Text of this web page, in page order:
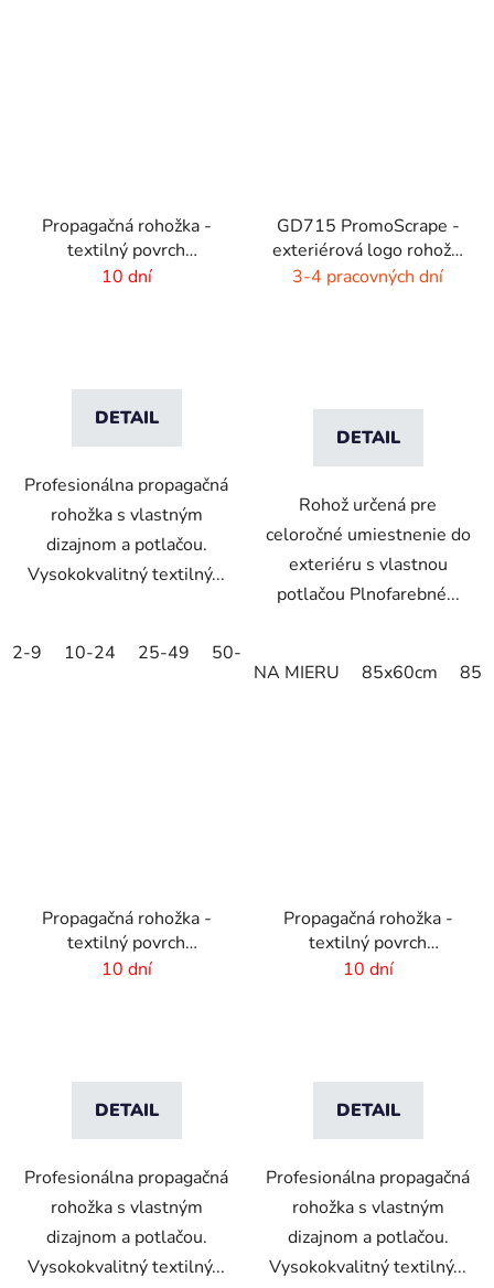
Propagačná rohožka -
textilný povrch
-60x40cm
10 dní
DETAIL
Profesionálna propagačná
rohožka s vlastným
dizajnom a potlačou.
Vysokokvalitný textilný...
2-9 10-24 25-49 50-99
GD715 PromoScrape -
exteriérová logo rohož -
7 mm vlas
3-4 pracovných dní
DETAIL
Rohož určená pre
celoročné umiestnenie do
exteriéru s vlastnou
potlačou Plnofarebné...
NA MIERU 85x60cm
Propagačná rohožka -
textilný povrch
-85x150 cm
10 dní
DETAIL
Profesionálna propagačná
rohožka s vlastným
dizajnom a potlačou.
Vysokokvalitný textilný...
Propagačná rohožka -
textilný povrch
-150x300cm
10 dní
DETAIL
Profesionálna propagačná
rohožka s vlastným
dizajnom a potlačou.
Vysokokvalitný textilný...